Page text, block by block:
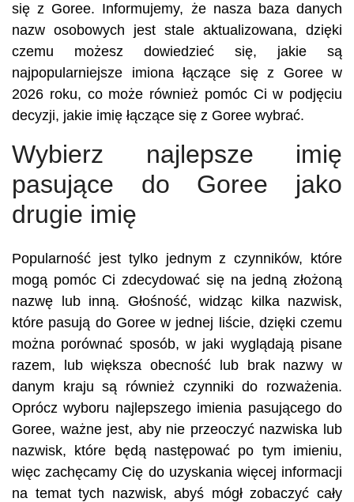
się z Goree. Informujemy, że nasza baza danych
nazw osobowych jest stale aktualizowana, dzięki
czemu możesz dowiedzieć się, jakie są
najpopularniejsze imiona łączące się z Goree w
2026 roku, co może również pomóc Ci w podjęciu
decyzji, jakie imię łączące się z Goree wybrać.
Wybierz najlepsze imię
pasujące do Goree jako
drugie imię
Popularność jest tylko jednym z czynników, które
mogą pomóc Ci zdecydować się na jedną złożoną
nazwę lub inną. Głośność, widząc kilka nazwisk,
które pasują do Goree w jednej liście, dzięki czemu
można porównać sposób, w jaki wyglądają pisane
razem, lub większa obecność lub brak nazwy w
danym kraju są również czynniki do rozważenia.
Oprócz wyboru najlepszego imienia pasującego do
Goree, ważne jest, aby nie przeoczyć nazwiska lub
nazwisk, które będą następować po tym imieniu,
więc zachęcamy Cię do uzyskania więcej informacji
na temat tych nazwisk, abyś mógł zobaczyć cały